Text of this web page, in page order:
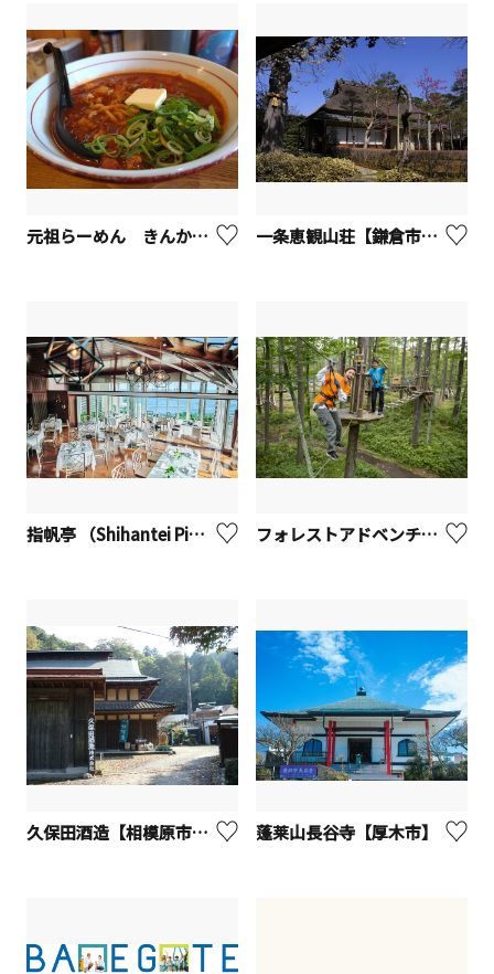
元祖らーめん きんかどう本店【座間市】 一条恵観山荘【鎌倉市】※観光事業者向けUV
指帆亭 （Shihantei Pine Tree Resort）【二宮町】※観光事業者向けUV フォレストアドベンチャー箱根／小田原／よこはま※観光事業者向けUV
久保田酒造【相模原市】※観光事業者向けUV 蓬莱山長谷寺【厚木市】